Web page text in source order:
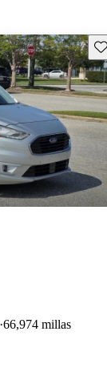
66,974 millas